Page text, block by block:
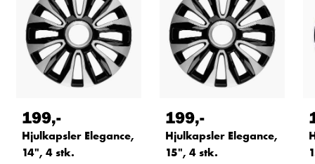
199,-
Hjulkapsler Elegance,
14", 4 stk.
199,-
Hjulkapsler Elegance,
15", 4 stk.